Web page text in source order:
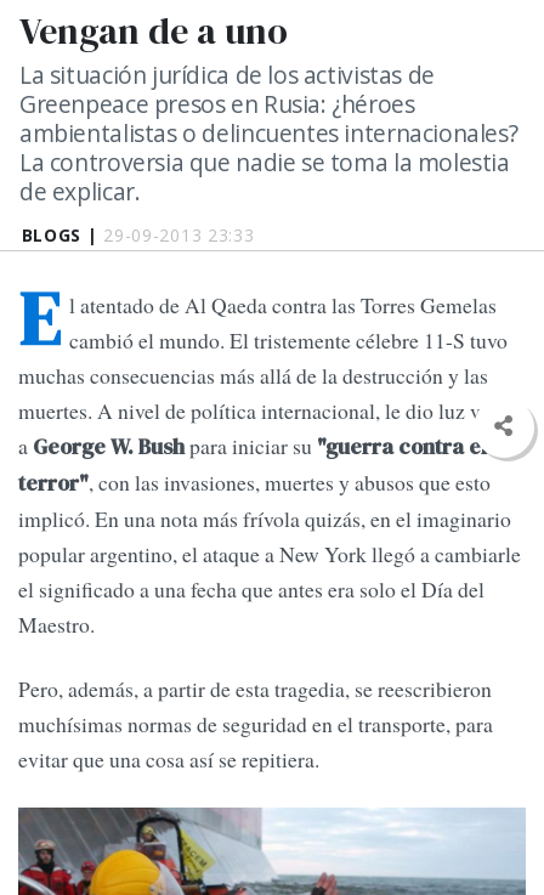
BLOGS | 29-09-2013 23:33
Vengan de a uno
La situación jurídica de los activistas de
Greenpeace presos en Rusia: ¿héroes
ambientalistas o delincuentes internacionales?
La controversia que nadie se toma la molestia
de explicar.
E l atentado de Al Qaeda contra las Torres Gemelas
cambió el mundo. El tristemente célebre 11-S tuvo
muchas consecuencias más allá de la destrucción y las
muertes. A nivel de política internacional, le dio luz verde
a George W. Bushpara iniciar su "guerra contra el
terror", con las invasiones, muertes y abusos que esto
implicó. En una nota más frívola quizás, en el imaginario
popular argentino, el ataque a New York llegó a cambiarle
el significado a una fecha que antes era solo el Día del
Maestro.
Pero, además, a partir de esta tragedia, se reescribieron
muchísimas normas de seguridad en el transporte, para
evitar que una cosa así se repitiera.